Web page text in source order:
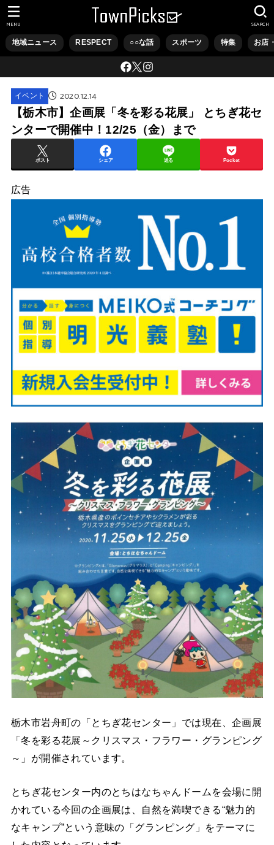
地域ニュース RESPECT ○○な話 スポーツ 特集 お店
SEARCH
MENU
イベント 2020.12.14
【栃木市】企画展「冬を彩る花展」 とちぎ花セ
ンターで開催中！12/25（金）まで
ポスト シェア 送る Pocket
広告
栃木市岩舟町の「とちぎ花センター」では現在、企画展
「冬を彩る花展～クリスマス・フラワー・グランピング
～」が開催されています。
とちぎ花センター内のとちはなちゃんドームを会場に開
かれている今回の企画展は、自然を満喫できる“魅力的
なキャンプ”という意味の「グランピング」をテーマに